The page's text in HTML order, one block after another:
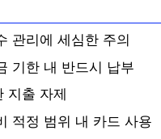
관리에 세심한 주의
기한 내 반드시 납부
지출 자제
적정 범위 내 카드 사용